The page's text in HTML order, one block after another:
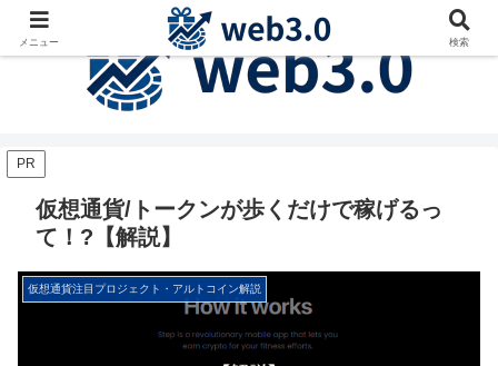
PR
仮想通貨/トークンが歩くだけで稼げるっ
て！?【解説】
仮想通貨注目プロジェクト・アルトコイン解説
メニュー 検索